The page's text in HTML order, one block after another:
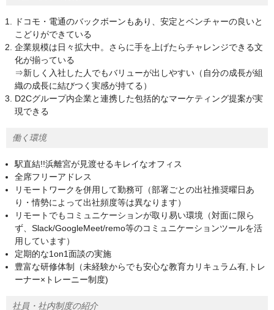
ドコモ・電通のバックボーンもあり、安定とベンチャーの良いと
こどりができている
企業規模は日々拡大中。さらに手を上げたらチャレンジできる文
化が揃っている
⇒新しく入社した人でもバリューが出しやすい（自分の成長が組
織の成長に結びつく実感が持てる）
D2Cグループ内企業と連携した包括的なマーケティング提案が実
現できる
働く環境
駅直結!!浜離宮が見渡せるキレイなオフィス
全席フリーアドレス
リモートワークを併用して勤務可（部署ごとの出社推奨曜日あ
り・情勢によって出社頻度等は異なります）
リモートでもコミュニケーションが取り易い環境（対面に限ら
ず、Slack/GoogleMeet/remo等のコミュニケーションツールを活
用しています）
定期的な1on1面談の実施
豊富な研修体制（未経験からでも安心な教育カリキュラム有,トレ
ーナー×トレーニー制度)
社員・社内制度の紹介